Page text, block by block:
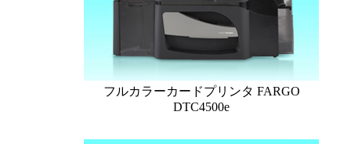
フルカラーカードプリンタ FARGO
DTC4500e